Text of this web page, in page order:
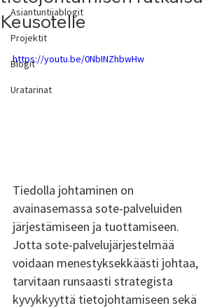
Asiantuntijablogit
Projektit
Blogit
Uratarinat
Keusotelle
https://youtu.be/0NbINZhbwHw
Tiedolla johtaminen on
avainasemassa sote-palveluiden
järjestämiseen ja tuottamiseen.
Jotta sote-palvelujärjestelmää
voidaan menestyksekkäästi johtaa,
tarvitaan runsaasti strategista
kyvykkyyttä tietojohtamiseen sekä